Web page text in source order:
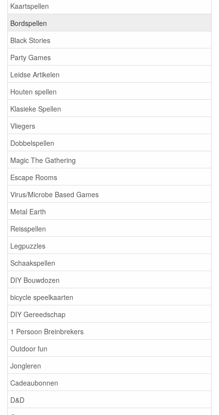
Kaartspellen
Bordspellen
Black Stories
Party Games
Leidse Artikelen
Houten spellen
Klasieke Spellen
Vliegers
Dobbelspellen
Magic The Gathering
Escape Rooms
Virus/Microbe Based Games
Metal Earth
Reisspellen
Legpuzzles
Schaakspellen
DIY Bouwdozen
bicycle speelkaarten
DIY Gereedschap
1 Persoon Breinbrekers
Outdoor fun
Jongleren
Cadeaubonnen
D&D